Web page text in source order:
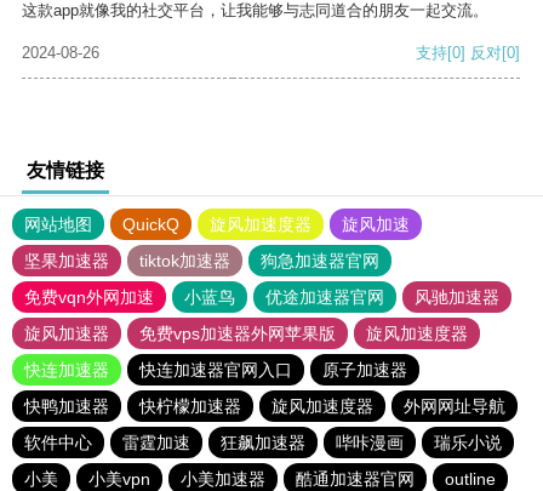
这款app就像我的社交平台，让我能够与志同道合的朋友一起交流。
2024-08-26 支持[0] 反对[0]
友情链接
网站地图 QuickQ 旋风加速度器
旋风加速
坚果加速器
tiktok加速器
狗急加速器官网
免费vqn外网加速
小蓝鸟 优途加速器官网
风驰加速器
旋风加速器
免费vps加速器外网苹果版
旋风加速度器
快连加速器
快连加速器官网入口
原子加速器
快鸭加速器
快柠檬加速器 旋风加速度器
外网网址导航
软件中心
雷霆加速 狂飙加速器 哔咔漫画
瑞乐小说
小美
小美vpn 小美加速器 酷通加速器官网
outline